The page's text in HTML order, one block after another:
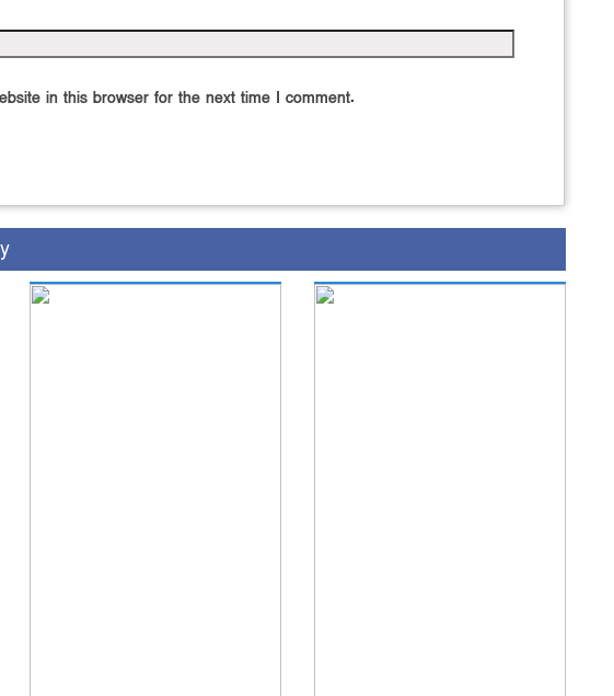
in this browser for the next time I comment.